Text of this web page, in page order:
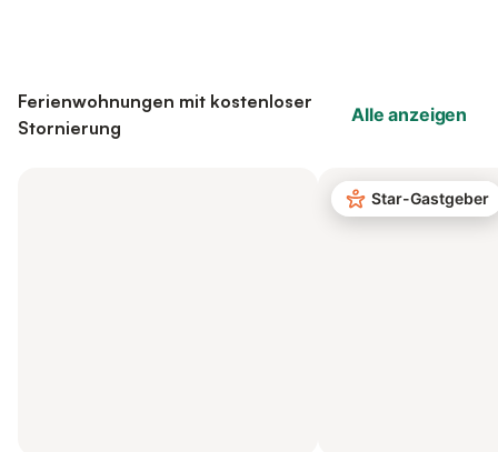
Ferienwohnungen mit kostenloser
Stornierung
Alle anzeigen
Star-Gastgeber